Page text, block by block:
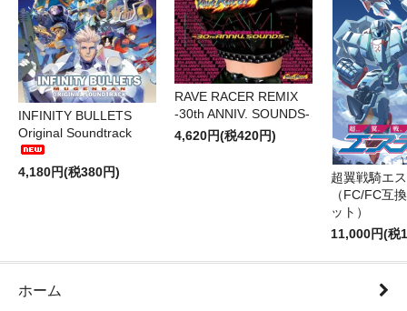
INFINITY BULLETS
Original Soundtrack
4,180円(税380円)
RAVE RACER REMIX
-30th ANNIV. SOUNDS-
4,620円(税420円)
超翼戦騎エ
（FC/FC互
ット）
11,000円(税
ホーム